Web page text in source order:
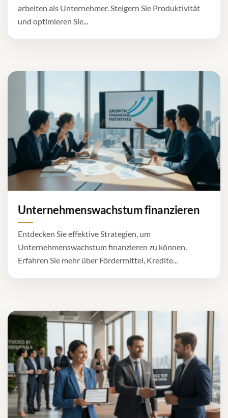
arbeiten als Unternehmer. Steigern Sie Produktivität
und optimieren Sie...
Unternehmenswachstum finanzieren
Entdecken Sie effektive Strategien, um
Unternehmenswachstum finanzieren zu können.
Erfahren Sie mehr über Fördermittel, Kredite...